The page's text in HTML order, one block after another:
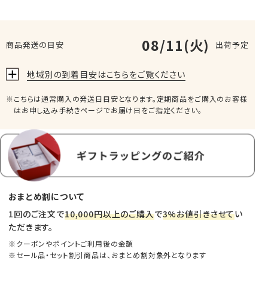
商品発送の目安 08/11(火) 出荷予定
地域別の到着目安はこちらをご覧ください
こちらは通常購入の発送日目安となります。定期商品をご購入のお客様
はお申し込み手続きページでお届け日をご指定ください。
おまとめ割について
1回のご注文で10,000円以上のご購入で3%お値引きさせてい
ただきます。
クーポンやポイントご利用後の金額
セール品・セット割引商品は、おまとめ割対象外となります